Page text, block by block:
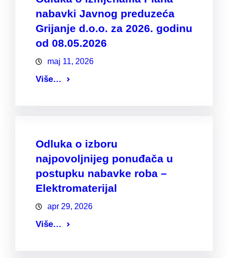
nabavki Javnog preduzeća
Grijanje d.o.o. za 2026. godinu
od 08.05.2026
maj 11, 2026
Više…
Odluka o izboru
najpovoljnijeg ponuđača u
postupku nabavke roba –
Elektromaterijal
apr 29, 2026
Više…